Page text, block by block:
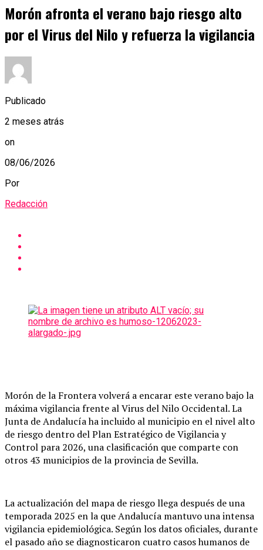
Morón afronta el verano bajo riesgo alto
por el Virus del Nilo y refuerza la vigilancia
Publicado
2 meses atrás
on
08/06/2026
Por
Redacción
Morón de la Frontera volverá a encarar este verano bajo la
máxima vigilancia frente al Virus del Nilo Occidental. La
Junta de Andalucía ha incluido al municipio en el nivel alto
de riesgo dentro del Plan Estratégico de Vigilancia y
Control para 2026, una clasificación que comparte con
otros 43 municipios de la provincia de Sevilla.
La actualización del mapa de riesgo llega después de una
temporada 2025 en la que Andalucía mantuvo una intensa
vigilancia epidemiológica. Según los datos oficiales, durante
el pasado año se diagnosticaron cuatro casos humanos de